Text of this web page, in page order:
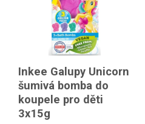
Inkee Galupy Unicorn
šumivá bomba do
koupele pro děti
3x15g